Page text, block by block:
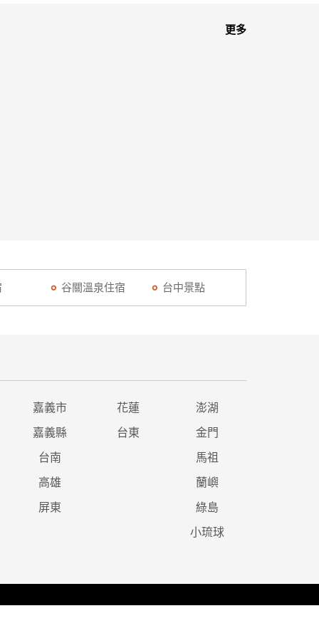
更多
谷關溫泉住宿 台中景點
嘉義市 花蓮 澎湖
嘉義縣 台東 金門
台南 馬祖
高雄 蘭嶼
屏東 綠島
小琉球